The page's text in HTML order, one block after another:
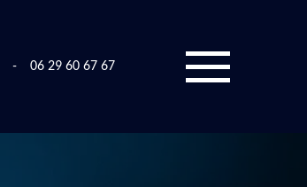
- 06 29 60 67 67